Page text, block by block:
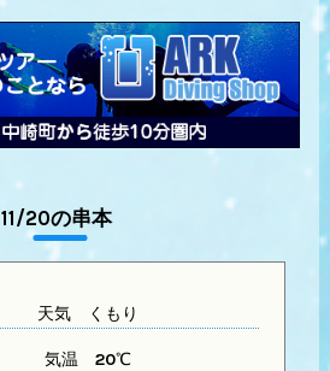
11/20の串本
天気くもり
気温 20℃